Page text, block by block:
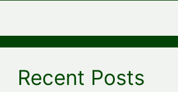
Recent Posts